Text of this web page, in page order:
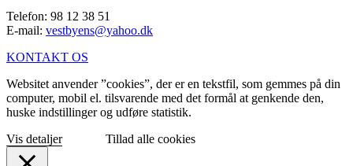
Telefon: 98 12 38 51
E-mail: vestbyens@yahoo.dk
KONTAKT OS
Websitet anvender ”cookies”, der er en tekstfil, som gemmes på din
computer, mobil el. tilsvarende med det formål at genkende den,
huske indstillinger og udføre statistik.
Vis detaljer
Tillad alle cookies